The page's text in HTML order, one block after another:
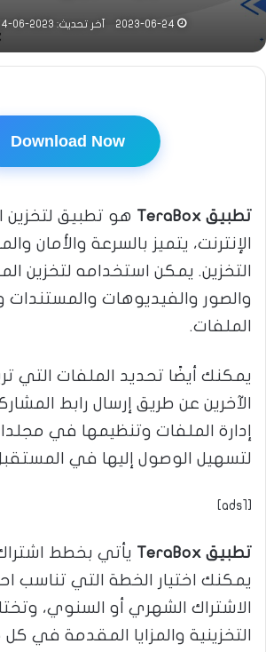
2023-06-24 آخر تحديث: 2023-06-24
Download Now
تطبيق TeraBox
هو تطبيق لتخزين
الإنترنت، يتميز بالسرعة والأمان
التخزين. يمكن استخدامه لتخزين
والصور والفيديوهات والمستندات
الملفات.
يمكنك أيضًا تحديد الملفات التي
الآخرين عن طريق إرسال رابط
إدارة الملفات وتنظيمها في
لتسهيل الوصول إليها في
[ads1]
تطبيق TeraBox
يأتي بخطط
يمكنك اختيار الخطة التي تناسب
الاشتراك الشهري أو السنوي،
التخزينية والمزايا المقدمة في